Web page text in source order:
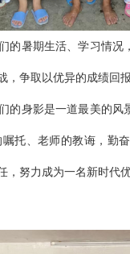
的暑期生活、学习情
，争取以优异的成绩回
的身影是一道最美的
托、老师的教诲，勤
，努力成为一名新时代